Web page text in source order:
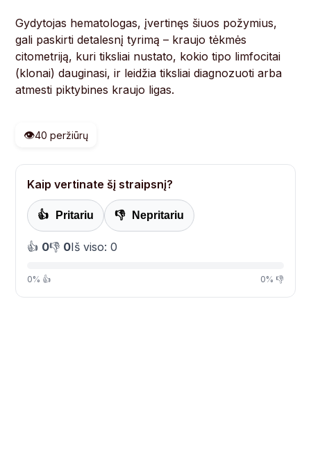
Gydytojas hematologas, įvertinęs šiuos požymius,
gali paskirti detalesnį tyrimą – kraujo tėkmės
citometriją, kuri tiksliai nustato, kokio tipo limfocitai
(klonai) dauginasi, ir leidžia tiksliai diagnozuoti arba
atmesti piktybines kraujo ligas.
👁️40 peržiūrų
Kaip vertinate šį straipsnį?
👍 Pritariu 👎 Nepritariu
👍 0👎 0Iš viso: 0
0% 👍 0% 👎